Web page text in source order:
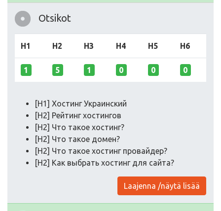
Otsikot
H1 H2 H3 H4 H5 H6
1 5 1 0 0 0
[H1] Хостинг Украинский
[H2] Рейтинг хостингов
[H2] Что такое хостинг?
[H2] Что такое домен?
[H2] Что такое хостинг провайдер?
[H2] Как выбрать хостинг для сайта?
Laajenna /näytä lisää